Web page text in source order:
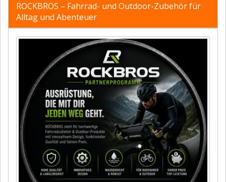
ROCKBROS – Fahrrad- und Outdoor-Zubehör für
Alltag und Abenteuer